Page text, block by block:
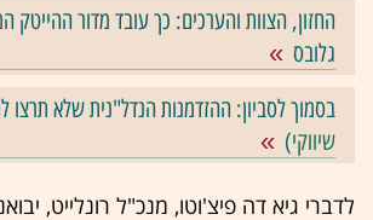
החזון, הצוות והערכים: כך עובד מדור
גלובס
בסמוך לסביון: ההזדמנות הנדל"נית שלא
שיווקי)
לדברי גיא דה פיצ'וטו, מנכ"ל רונלייט,